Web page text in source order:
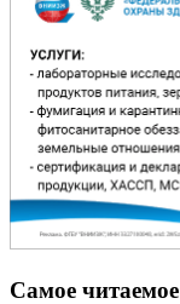
Самое читаемое